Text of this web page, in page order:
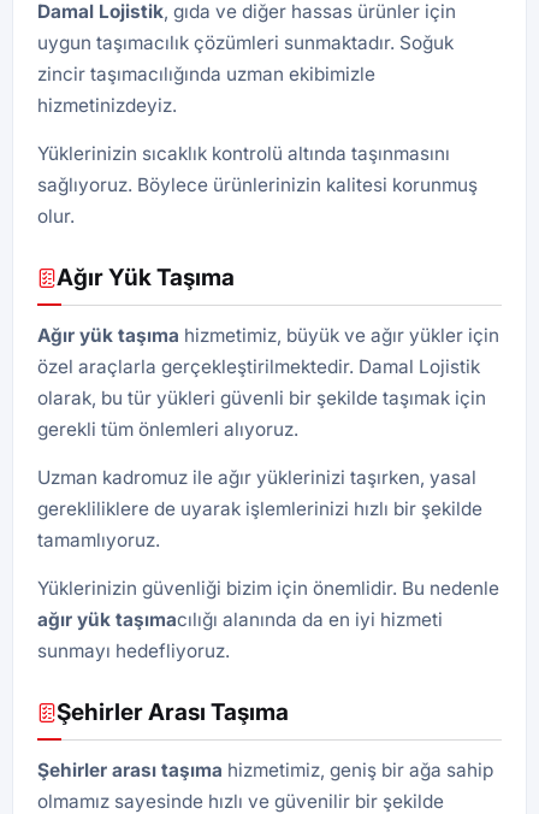
Damal Lojistik, gıda ve diğer hassas ürünler için
uygun taşımacılık çözümleri sunmaktadır. Soğuk
zincir taşımacılığında uzman ekibimizle
hizmetinizdeyiz.
Yüklerinizin sıcaklık kontrolü altında taşınmasını
sağlıyoruz. Böylece ürünlerinizin kalitesi korunmuş
olur.
Ağır Yük Taşıma
Ağır yük taşıma hizmetimiz, büyük ve ağır yükler için
özel araçlarla gerçekleştirilmektedir. Damal Lojistik
olarak, bu tür yükleri güvenli bir şekilde taşımak için
gerekli tüm önlemleri alıyoruz.
Uzman kadromuz ile ağır yüklerinizi taşırken, yasal
gerekliliklere de uyarak işlemlerinizi hızlı bir şekilde
tamamlıyoruz.
Yüklerinizin güvenliği bizim için önemlidir. Bu nedenle
ağır yük taşımacılığı alanında da en iyi hizmeti
sunmayı hedefliyoruz.
Şehirler Arası Taşıma
Şehirler arası taşıma hizmetimiz, geniş bir ağa sahip
olmamız sayesinde hızlı ve güvenilir bir şekilde